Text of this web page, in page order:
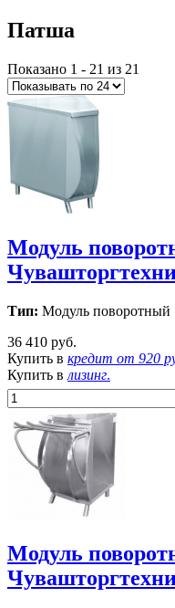
Патша
Показано 1 - 21 из 21
Модуль
Тип: Модуль поворотный
36 410 руб.
Купить в кредит от 920
Купить в лизинг.
Модуль